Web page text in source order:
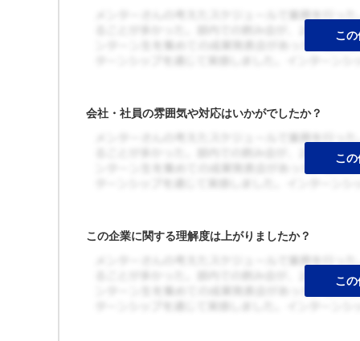
会社・社員の雰囲気や対応はいかがでしたか？
この企業に関する理解度は上がりましたか？